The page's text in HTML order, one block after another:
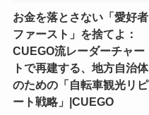
お金を落とさない「愛好者
ファースト」を捨てよ：
CUEGO流レーダーチャー
トで再建する、地方自治体
のための「自転車観光リピ
ート戦略」|CUEGO